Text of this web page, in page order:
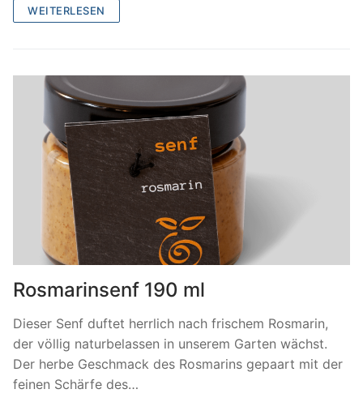
WEITERLESEN
Rosmarinsenf 190 ml
Dieser Senf duftet herrlich nach frischem Rosmarin,
der völlig naturbelassen in unserem Garten wächst.
Der herbe Geschmack des Rosmarins gepaart mit der
feinen Schärfe des…